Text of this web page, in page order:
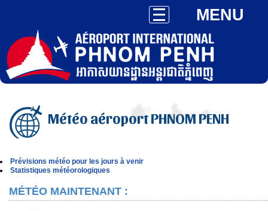
MENU
Météo aéroport PHNOM PENH
Prévisions météo pour les jours à venir
Statistiques météorologiques
MÉTÉO MAINTENANT :